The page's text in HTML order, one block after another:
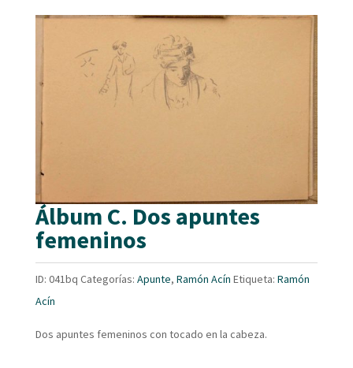
Álbum C. Dos apuntes
femeninos
ID: 041bq Categorías: Apunte, Ramón Acín Etiqueta: Ramón
Acín
Dos apuntes femeninos con tocado en la cabeza.